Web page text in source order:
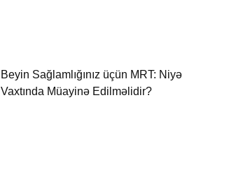
Beyin Sağlamlığınız üçün MRT: Niyə
Vaxtında Müayinə Edilməlidir?